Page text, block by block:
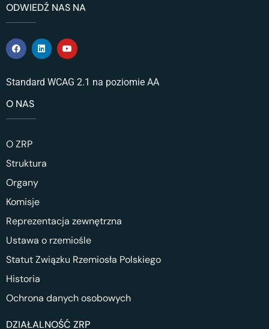
ODWIEDŹ NAS NA
Standard WCAG 2.1 na poziomie AA
O NAS
O ZRP
Struktura
Organy
Komisje
Reprezentacja zewnętrzna
Ustawa o rzemiośle
Statut Związku Rzemiosła Polskiego
Historia
Ochrona danych osobowych
DZIAŁALNOŚĆ ZRP